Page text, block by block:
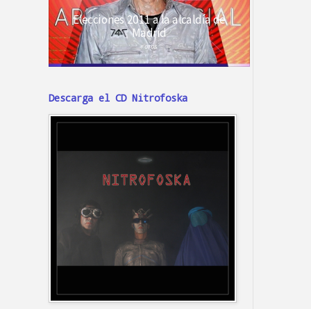
Descarga el CD Nitrofoska